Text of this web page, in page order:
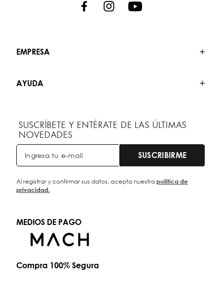
EMPRESA
AYUDA
SUSCRÍBETE Y ENTÉRATE DE LAS ÚLTIMAS
NOVEDADES
SUSCRIBIRME
Al registrar y confirmar sus datos, acepta nuestrapolítica de
privacidad.
MEDIOS DE PAGO
Compra 100% Segura